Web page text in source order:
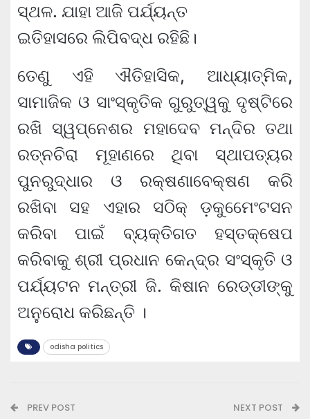
ସ୍ଥଳ. ଯାହା ଆଜି ପର୍ଯ୍ୟନ୍ତ
ଇତିହାସରେ ଲିପିବଦ୍ଧ ରହିଛି।
ତେଣୁ ଏହି ଐତିହାସିକ, ଆଧ୍ୟାତ୍ମିକ,
ସାମାଜିକ ଓ ସାଂସ୍କୃତିକ ଗୁରୁତ୍ୱକୁ ଦୃଷ୍ଟିରେ
ରଖି ସ୍ୱପ୍ନେଶର ମହାଦେବ ମନ୍ଦିର ତଥା
ରତ୍ନଚିରା ମୂହାଣରେ ଥିବା ସ୍ଥାପତ୍ୟର
ପୁନରୁଦ୍ଧାର ଓ ରକ୍ଷଣାବେକ୍ଷଣ କରି
ରଖିବା ସହ ଏହାର ସଠିକ୍ ଡ଼କୁମେେଂଟସନ
କରିବା ପାଇଁ ବ୍ୟକ୍ତିଗତ ହସ୍ତକ୍ଷେପ
କରିବାକୁ ଶ୍ରୀ ପ୍ରଧାନ କେନ୍ଦ୍ର ସଂସ୍କୃତି ଓ
ପର୍ଯ୍ୟଟନ ମନ୍ତ୍ରୀ ଜି. କିଷାନ ରେଡ୍ଡୀଙ୍କୁ
ଅନୁରୋଧ କରିଛନ୍ତି ।
odisha politics
PREV POST NEXT POST